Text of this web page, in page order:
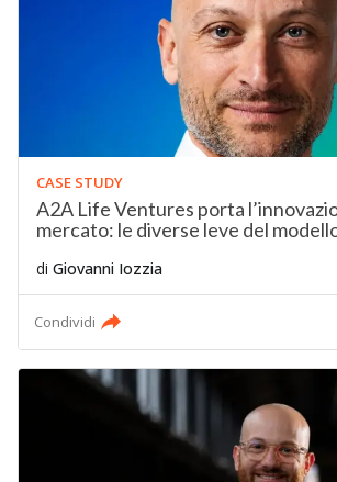
CASE STUDY
A2A Life Ventures porta
mercato: le diverse leve del
di Giovanni Iozzia
Condividi